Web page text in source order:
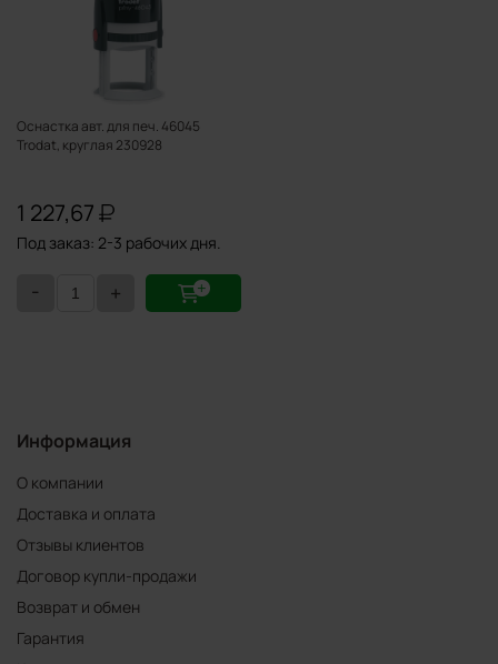
Оснастка авт. для печ. 46045
Trodat, круглая 230928
1 227,67
Под заказ: 2-3 рабочих дня.
- +
Информация
О компании
Доставка и оплата
Отзывы клиентов
Договор купли-продажи
Возврат и обмен
Гарантия